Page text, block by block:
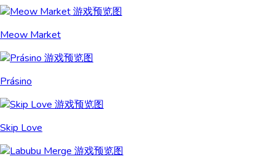
Meow Market
Prásino
Skip Love